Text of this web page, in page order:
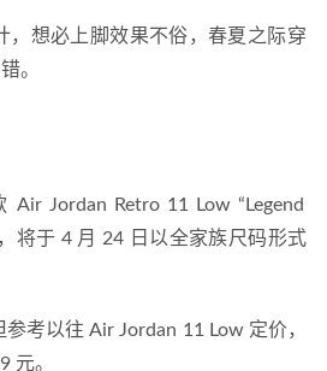
。
将于 4 月 24 日以全家族尺码形式
元。